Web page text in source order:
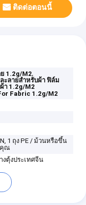
ติดต่อตอนนี้
1.2g/M2,
ะลายสำหรับผ้า ฟิล์ม
า 1.2g/M2
Fabric 1.2g/M2
1 ถุง PE / ม้วนหรือขึ้น
คุณ
ตุ้งประเทศจีน